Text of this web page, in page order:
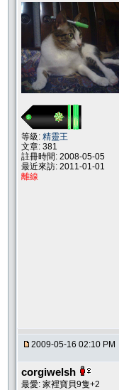
等級: 精靈王
文章: 381
註冊時間: 2008-05-05
最近來訪: 2011-01-01
離線
2009-05-16 02:10 PM
corgiwelsh
最愛: 家裡寶貝9隻+2